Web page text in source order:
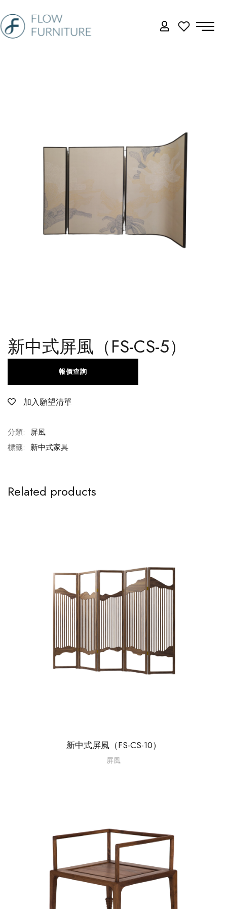
新中式屏風（FS-CS-5）
加入願望清單
報價查詢
分類: 屏風
標籤: 新中式家具
Related products
新中式屏風（FS-CS-10）
屏風